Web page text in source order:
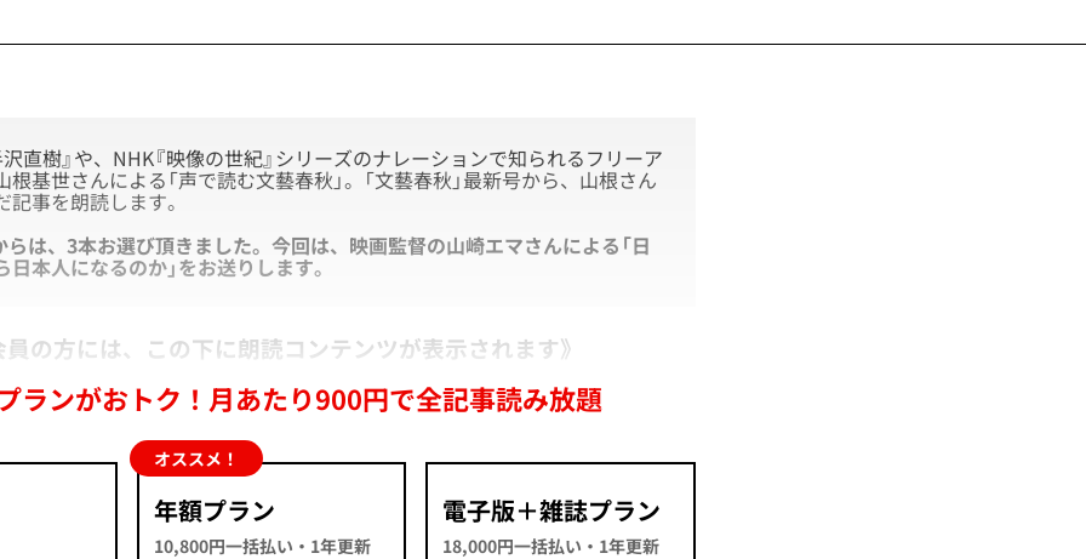
直樹』や、NHK『映像の世紀』シリーズのナレーションで知られるフリーア
基世さんによる「声で読む文藝春秋」。「文藝春秋」最新号から、山根さん
事を朗読します。
は、3本お選び頂きました。今回は、映画監督の山崎エマさんによる「日
日本人になるのか」をお送りします。
員の方には、この下に朗読コンテンツが表示されます》
ランがおトク！月あたり900円で全記事読み放題
オススメ！
年額プラン
10,800円一括払い・1年更新
電子版＋雑誌プラン
18,000円一括払い・1年更新